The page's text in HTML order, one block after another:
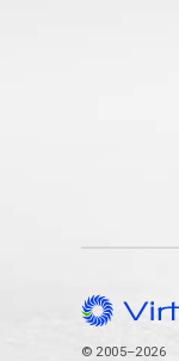
© 2005–2026